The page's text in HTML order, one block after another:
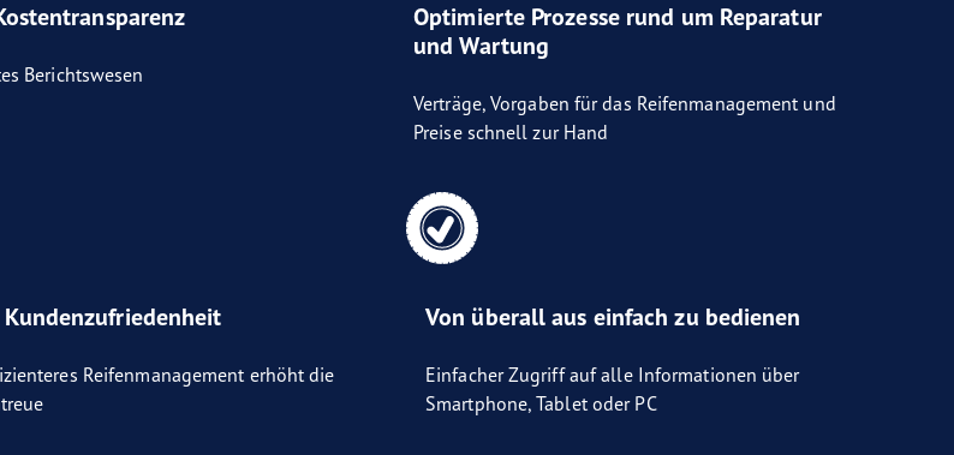
Berichtswesen
Optimierte Prozesse rund um Reparatur
und Wartung
Verträge, Vorgaben für das Reifenmanagement und
Preise schnell zur Hand
Reifenmanagement erhöht die
Von überall aus einfach zu bedienen
Einfacher Zugriff auf alle Informationen über
Smartphone, Tablet oder PC